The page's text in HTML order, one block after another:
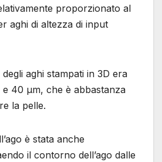
proporzionato al
aghi di altezza di input
aghi stampati in 3D era
40 µm, che è abbastanza
la pelle.
è stata anche
il contorno dell’ago dalle